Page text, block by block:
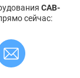
CAB-
сейчас: